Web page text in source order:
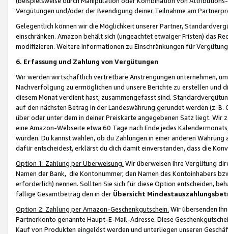
Vergütungen und/oder der Beendigung deiner Teilnahme am
Gelegentlich können wir die Möglichkeit unserer Partner,
einschränken. Amazon behält sich (ungeachtet etwaiger Fristen) das
modifizieren. Weitere Informationen zu Einschränkungen für
6. Erfassung und Zahlung von Vergütungen
Wir werden wirtschaftlich vertretbare Anstrengungen unternehmen,
Nachverfolgung zu ermöglichen und unsere Berichte zu erstellen und
diesem Monat verdient hast, zusammengefasst sind.
auf den nächsten Betrag in der Landeswährung gerundet werden (z.
über oder unter dem in deiner Preiskarte angegebenen Satz liegt.
eine Amazon-Webseite etwa 60 Tage nach Ende jedes
wurden. Du kannst wählen, ob du Zahlungen in einer anderen
dafür entscheidest, erklärst du dich damit einverstanden, dass die
Option 1: Zahlung per Überweisung. Wir überweisen Ihre Vergütung
Namen der Bank, die Kontonummer, den Namen des Kontoinhabers
erforderlich) nennen. Sollten Sie sich für diese Option entscheiden,
fällige Gesamtbetrag den in der Übersicht
Option 2: Zahlung per Amazon-Geschenkgutschein. Wir übersenden
Partnerkonto genannte Haupt-E-Mail-Adresse. Diese
Kauf von Produkten eingelöst werden und unterliegen unseren